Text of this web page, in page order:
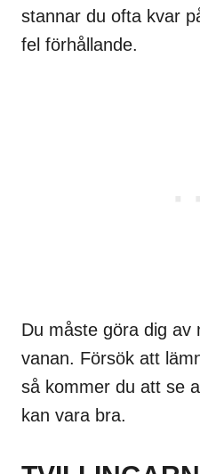
stannar du ofta kvar
fel förhållande.
Du måste göra dig av
vanan. Försök att
så kommer du att se
kan vara bra.